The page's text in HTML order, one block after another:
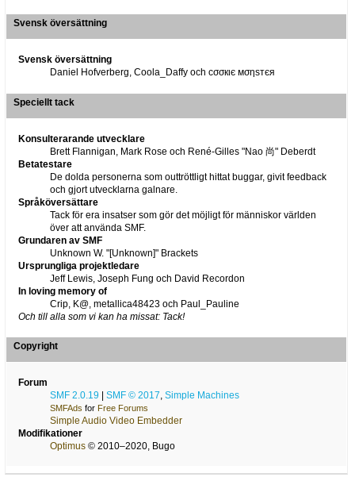
Svensk översättning
Svensk översättning
Daniel Hofverberg, Coola_Daffy och cσσкιє мσηѕтєя
Speciellt tack
Konsulterarande utvecklare
Brett Flannigan, Mark Rose och René-Gilles "Nao 尚" Deberdt
Betatestare
De dolda personerna som outtröttligt hittat buggar, givit feedback
och gjort utvecklarna galnare.
Språköversättare
Tack för era insatser som gör det möjligt för människor världen
över att använda SMF.
Grundaren av SMF
Unknown W. "[Unknown]" Brackets
Ursprungliga projektledare
Jeff Lewis, Joseph Fung och David Recordon
In loving memory of
Crip, K@, metallica48423 och Paul_Pauline
Och till alla som vi kan ha missat: Tack!
Copyright
Forum
SMF 2.0.19
SMF © 2017, Simple Machines
SMFAds for Free Forums
Simple Audio Video Embedder
Modifikationer
Optimus© 2010–2020, Bugo